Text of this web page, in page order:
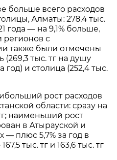
больше всего расходов
Алматы: 278,4 тыс.
года — на 9,1% больше,
регионов с
также были отмечены
(269,3 тыс. тг на душу
год) и столица (252,4 тыс.
рост расходов
области: сразу на
тг; наименьший рост
в Атырауской и
— плюс 5,7% за год в
тыс. тг и 163,6 тыс. тг